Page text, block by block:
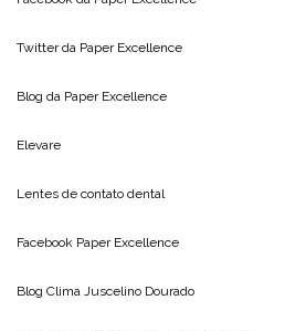
Twitter da Paper Excellence
Blog da Paper Excellence
Elevare
Lentes de contato dental
Facebook Paper Excellence
Blog Clima Juscelino Dourado